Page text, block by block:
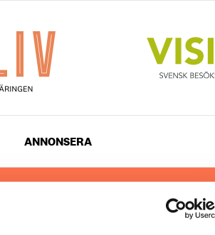
ANNONSERA
och snackisar inom
för ägare